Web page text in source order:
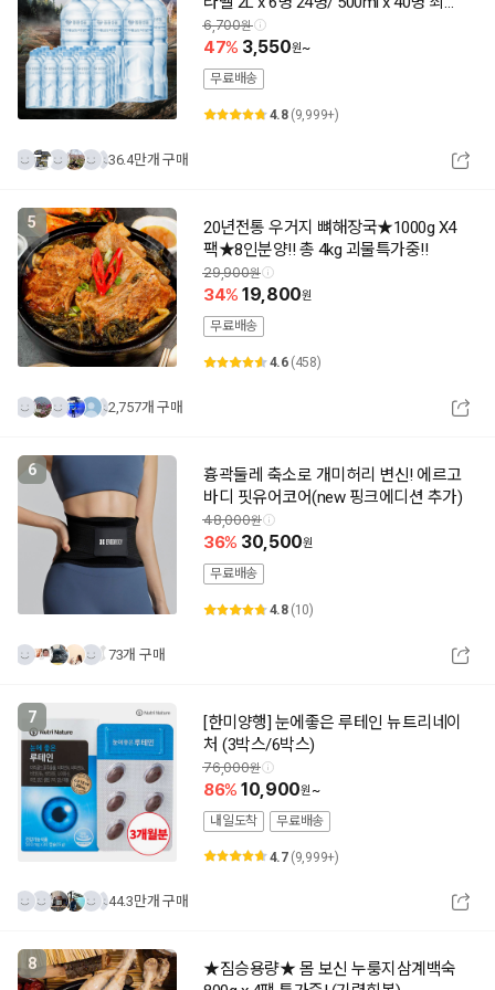
제조 상품출고 동원공식대리점
6,700
47 3,550
~
무료배송
4.8 (9,999+)
36.4만개 구매
5
20년전통 우거지 뼈해장국★1000g X4
팩★8인분양!! 총 4kg 괴물특가중!!
29,900
34 19,800
무료배송
4.6 (458)
2,757개 구매
6
흉곽둘레 축소로 개미허리 변신! 에르고
바디 핏유어코어(new 핑크에디션 추가)
48,000
36 30,500
무료배송
4.8 (10)
73개 구매
7
[한미양행] 눈에좋은 루테인 뉴트리네이
처 (3박스/6박스)
76,000
86 10,900
~
내일도착
무료배송
4.7 (9,999+)
44.3만개 구매
8
★짐승용량★ 몸 보신 누룽지삼계백숙